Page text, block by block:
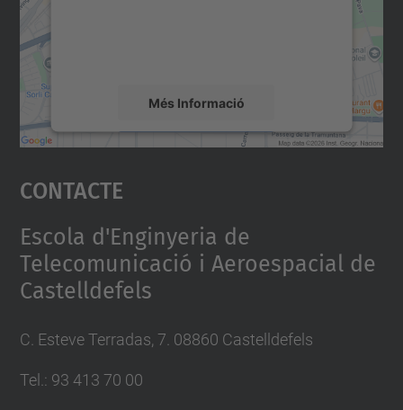
Més Informació
Accepta
powered by
Contacte
Escola d'Enginyeria de
Telecomunicació i Aeroespacial de
Castelldefels
C. Esteve Terradas, 7. 08860 Castelldefels
Tel.: 93 413 70 00